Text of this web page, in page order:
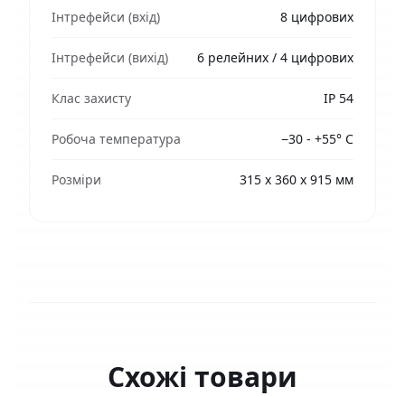
Інтрефейси (вхід) 8 цифрових
Інтрефейси (вихід) 6 релейних / 4 цифрових
Клас захисту IP 54
Робоча температура −30 - +55° C
Розміри 315 x 360 x 915 мм
Схожі товари